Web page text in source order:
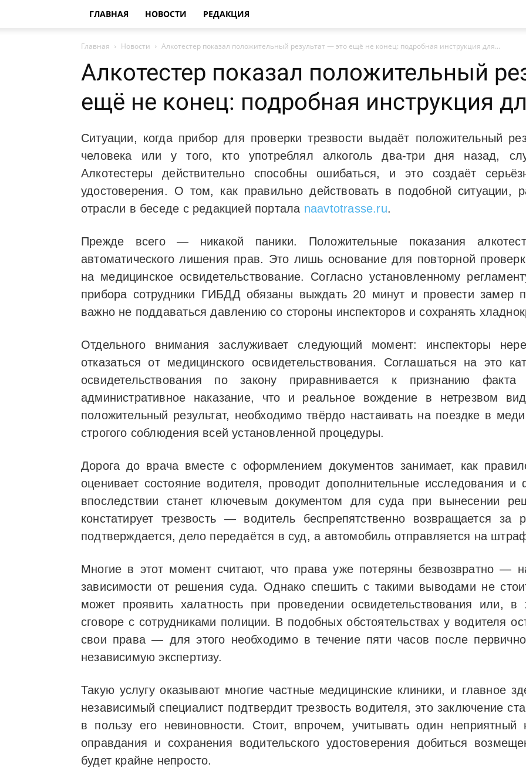
ГЛАВНАЯ НОВОСТИ РЕДАКЦИЯ
Главная Новости Алкотестер показал положительный результат — это ещё не конец: подробная инструкция для...
Алкотестер показал положительный
ещё не конец: подробная инструкция
Ситуации, когда прибор для проверки трезвости выдаёт положительный
человека или у того, кто употреблял алкоголь два-три дня назад,
Алкотестеры действительно способны ошибаться, и это создаёт
удостоверения. О том, как правильно действовать в подобной ситуации,
отрасли в беседе с редакцией портала naavtotrasse.ru.
Прежде всего — никакой паники. Положительные показания
автоматического лишения прав. Это лишь основание для повторной
на медицинское освидетельствование. Согласно установленному
прибора сотрудники ГИБДД обязаны выждать 20 минут и провести замер
важно не поддаваться давлению со стороны инспекторов и сохранять
Отдельного внимания заслуживает следующий момент: инспекторы
отказаться от медицинского освидетельствования. Соглашаться на это
освидетельствования по закону приравнивается к признанию
административное наказание, что и реальное вождение в нетрезвом
положительный результат, необходимо твёрдо настаивать на поездке в
строгого соблюдения всей установленной процедуры.
Дорога до врача вместе с оформлением документов занимает, как
оценивает состояние водителя, проводит дополнительные исследования и
впоследствии станет ключевым документом для суда при вынесении
констатирует трезвость — водитель беспрепятственно возвращается
подтверждается, дело передаётся в суд, а автомобиль отправляется на
Многие в этот момент считают, что права уже потеряны безвозвратно —
зависимости от решения суда. Однако спешить с такими выводами не
может проявить халатность при проведении освидетельствования или,
сговоре с сотрудниками полиции. В подобных обстоятельствах у водителя
свои права — для этого необходимо в течение пяти часов после
независимую экспертизу.
Такую услугу оказывают многие частные медицинские клиники, и главное
независимый специалист подтвердит трезвость водителя, это заключение
в пользу его невиновности. Стоит, впрочем, учитывать один
оправдания и сохранения водительского удостоверения добиться
будет крайне непросто.